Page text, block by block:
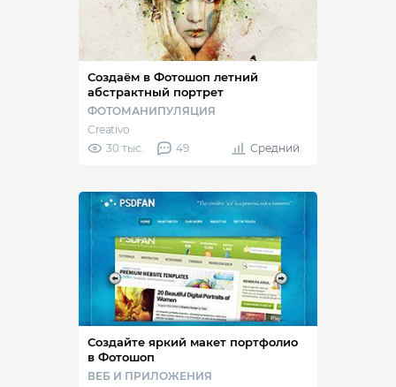
Создаём в Фотошоп летний
абстрактный портрет
ФОТОМАНИПУЛЯЦИЯ
Creativo
30 тыс.
49 Средний
Создайте яркий макет портфолио
в Фотошоп
ВЕБ И ПРИЛОЖЕНИЯ